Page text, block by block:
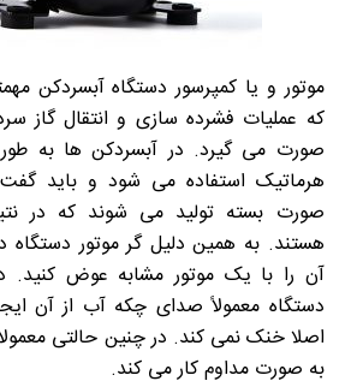
موتور و یا کمپرسور دستگاه آبسردکن
که عملیات فشرده سازی و انتقال گاز
صورت می گیرد. در آبسردکن ها به طور
هرماتیک استفاده می شود و باید
صورت بسته تولید می شوند که در
هستند. به همین دلیل گر موتور
آن را با یک موتور مشابه عوض کنید.
دستگاه معمولاً صدای چکه آب از آن
اصلا خنک نمی کند. در چنین حالتی معمولا
به صورت مداوم کار می کند.